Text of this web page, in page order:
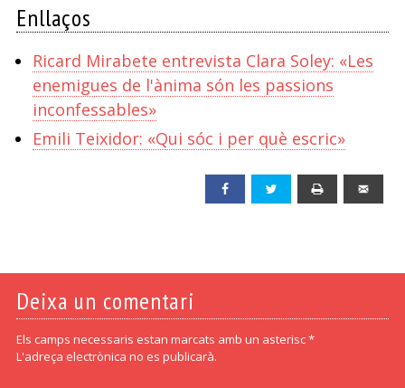
Enllaços
Ricard Mirabete entrevista Clara Soley: «Les
enemigues de l'ànima són les passions
inconfessables»
Emili Teixidor: «Qui sóc i per què escric»
Facebook Twitter
Deixa un comentari
Els camps necessaris estan marcats amb un asterisc *
L'adreça electrònica no es publicarà.